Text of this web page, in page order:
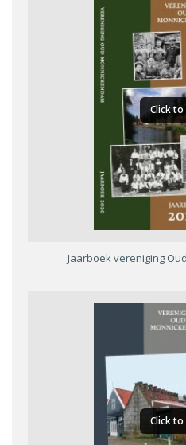
Click to
Jaarboek vereniging
Click to